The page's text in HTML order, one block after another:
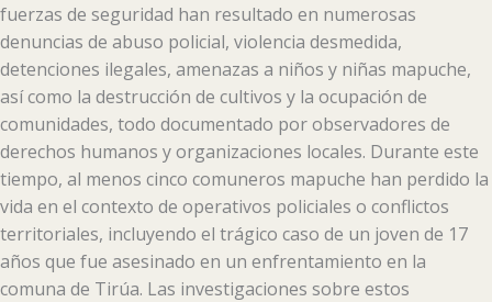
fuerzas de seguridad han resultado en numerosas
denuncias de abuso policial, violencia desmedida,
detenciones ilegales, amenazas a niños y niñas mapuche,
así como la destrucción de cultivos y la ocupación de
comunidades, todo documentado por observadores de
derechos humanos y organizaciones locales. Durante este
tiempo, al menos cinco comuneros mapuche han perdido la
vida en el contexto de operativos policiales o conflictos
territoriales, incluyendo el trágico caso de un joven de 17
años que fue asesinado en un enfrentamiento en la
comuna de Tirúa. Las investigaciones sobre estos